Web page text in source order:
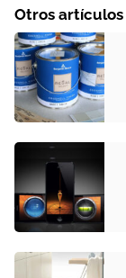
Otros artículos